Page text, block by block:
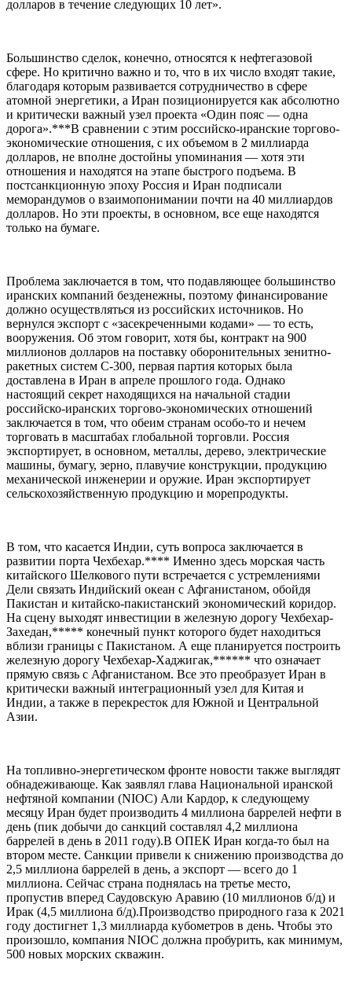
долларов в течение следующих 10 лет».
Большинство сделок, конечно, относятся к нефтегазовой
сфере. Но критично важно и то, что в их число входят такие,
благодаря которым развивается сотрудничество в сфере
атомной энергетики, а Иран позиционируется как абсолютно
и критически важный узел проекта «Один пояс — одна
дорога».***В сравнении с этим российско-иранские торгово-
экономические отношения, с их объемом в 2 миллиарда
долларов, не вполне достойны упоминания — хотя эти
отношения и находятся на этапе быстрого подъема. В
постсанкционную эпоху Россия и Иран подписали
меморандумов о взаимопонимании почти на 40 миллиардов
долларов. Но эти проекты, в основном, все еще находятся
только на бумаге.
Проблема заключается в том, что подавляющее большинство
иранских компаний безденежны, поэтому финансирование
должно осуществляться из российских источников. Но
вернулся экспорт с «засекреченными кодами» — то есть,
вооружения. Об этом говорит, хотя бы, контракт на 900
миллионов долларов на поставку оборонительных зенитно-
ракетных систем С-300, первая партия которых была
доставлена в Иран в апреле прошлого года. Однако
настоящий секрет находящихся на начальной стадии
российско-иранских торгово-экономических отношений
заключается в том, что обеим странам особо-то и нечем
торговать в масштабах глобальной торговли. Россия
экспортирует, в основном, металлы, дерево, электрические
машины, бумагу, зерно, плавучие конструкции, продукцию
механической инженерии и оружие. Иран экспортирует
сельскохозяйственную продукцию и морепродукты.
В том, что касается Индии, суть вопроса заключается в
развитии порта Чехбехар.**** Именно здесь морская часть
китайского Шелкового пути встречается с устремлениями
Дели связать Индийский океан с Афганистаном, обойдя
Пакистан и китайско-пакистанский экономический коридор.
На сцену выходят инвестиции в железную дорогу Чехбехар-
Захедан,***** конечный пункт которого будет находиться
вблизи границы с Пакистаном. А еще планируется построить
железную дорогу Чехбехар-Хаджигак,****** что означает
прямую связь с Афганистаном. Все это преобразует Иран в
критически важный интеграционный узел для Китая и
Индии, а также в перекресток для Южной и Центральной
Азии.
На топливно-энергетическом фронте новости также выглядят
обнадеживающе. Как заявлял глава Национальной иранской
нефтяной компании (NIOC) Али Кардор, к следующему
месяцу Иран будет производить 4 миллиона баррелей нефти в
день (пик добычи до санкций составлял 4,2 миллиона
баррелей в день в 2011 году).В ОПЕК Иран когда-то был на
втором месте. Санкции привели к снижению производства до
2,5 миллиона баррелей в день, а экспорт — всего до 1
миллиона. Сейчас страна поднялась на третье место,
пропустив вперед Саудовскую Аравию (10 миллионов б/д) и
Ирак (4,5 миллиона б/д).Производство природного газа к 2021
году достигнет 1,3 миллиарда кубометров в день. Чтобы это
произошло, компания NIOC должна пробурить, как минимум,
500 новых морских скважин.